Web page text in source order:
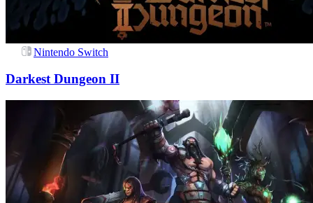
Nintendo Switch
Darkest Dungeon II